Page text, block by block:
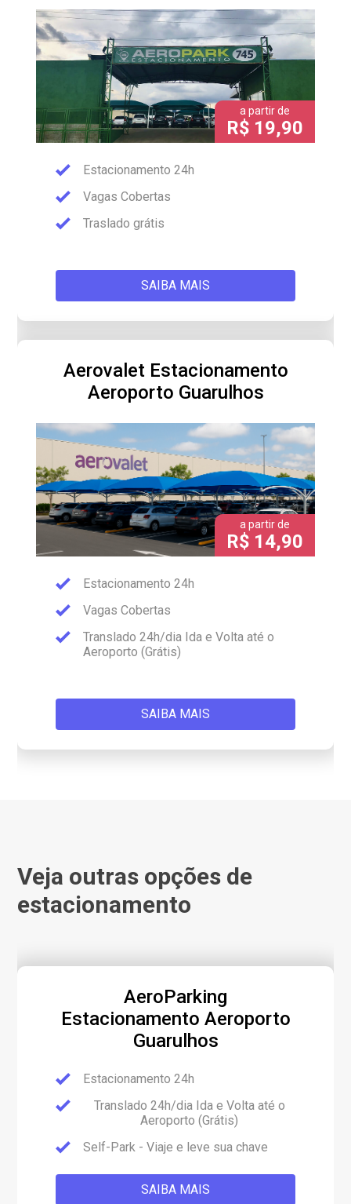
a partir de
R$ 19,90
Estacionamento 24h
Vagas Cobertas
Traslado grátis
SAIBA MAIS
Aerovalet Estacionamento
Aeroporto Guarulhos
a partir de
R$ 14,90
Estacionamento 24h
Vagas Cobertas
Translado 24h/dia Ida e Volta até o
Aeroporto (Grátis)
SAIBA MAIS
Veja outras opções de
estacionamento
AeroParking
Estacionamento Aeroporto
Guarulhos
Estacionamento 24h
Translado 24h/dia Ida e Volta até o
Aeroporto (Grátis)
Self-Park - Viaje e leve sua chave
SAIBA MAIS